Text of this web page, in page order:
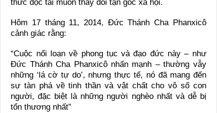
thức độc tài muốn thay đổi tận gốc xã hội.
Hôm 17 tháng 11, 2014, Đức Thánh Cha Phanxicô
cảnh giác rằng:
“Cuộc nổi loạn về phong tục và đạo đức này – như
Đức Thánh Cha Phanxicô nhấn mạnh – thường vẫy
những ‘lá cờ tự do’, nhưng thực tế, nó đã mang đến
sự tàn phá về tinh thần và vật chất cho vô số con
người, đặc biệt là những người nghèo nhất và dễ bị
tổn thương nhất”